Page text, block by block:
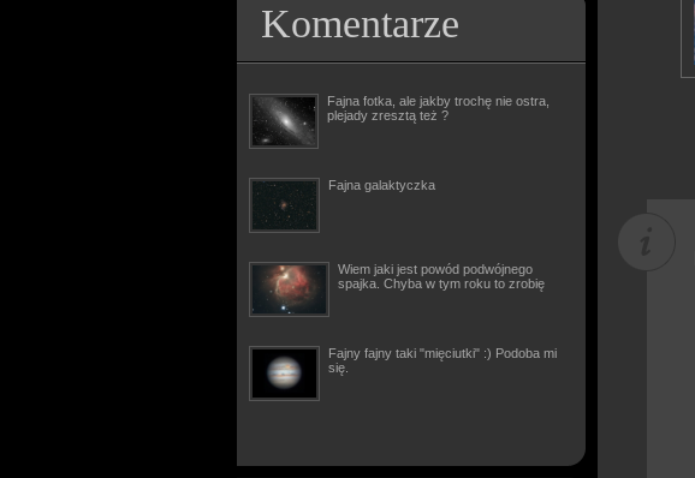
Komentarze
Fajna fotka, ale jakby trochę nie ostra,
plejady zresztą też ?
Fajna galaktyczka
Wiem jaki jest powód podwójnego
spajka. Chyba w tym roku to zrobię
Fajny fajny taki "mięciutki" :) Podoba mi
się.